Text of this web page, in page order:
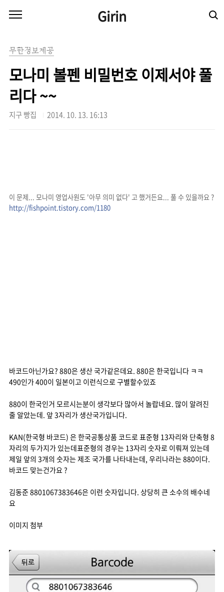
Girin
무한정보제공
모나미 볼펜 비밀번호 이제서야 풀
리다 ~~
지구 빵집 2014. 10. 13. 16:13
이 문제... 모나미 영업사원도 '아무 의미 없다' 고 했거든요... 풀 수 있을까요 ?
http://fishpoint.tistory.com/1180
바코드아닌가요? 880은 생산 국가같은데요. 880은 한국입니다 ㅋㅋ
490인가 400이 일본이고 이런식으로 구별할수있죠
880이 한국인거 모르시는분이 생각보다 많아서 놀랍네요. 많이 알려진
줄 알았는데. 앞 3자리가 생산국가입니다.
KAN(한국형 바코드) 은 한국공통상품 코드로 표준형 13자리와 단축형 8
자리의 두가지가 있는데표준형의 경우는 13자리 숫자로 이뤄져 있는데
제일 앞의 3개의 숫자는 제조 국가를 나타내는데, 우리나라는 880이다.
바코드 맞는건가요 ?
김동준 8801067383646은 이런 숫자입니다. 상당히 큰 소수의 배수네
요
이미지 첨부